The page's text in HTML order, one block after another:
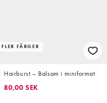
FLER FÄRGER
Hairburst – Balsam i miniformat
80,00 SEK